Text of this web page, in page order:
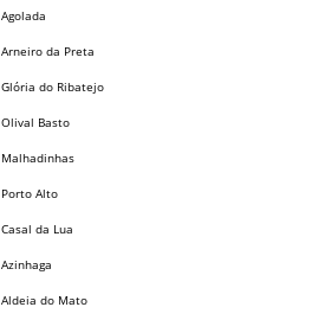
Agolada
Arneiro da Preta
Glória do Ribatejo
Olival Basto
Malhadinhas
Porto Alto
Casal da Lua
Azinhaga
Aldeia do Mato